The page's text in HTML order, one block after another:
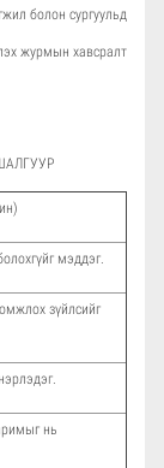
болон сургуульд
журмын хавсралт
мэддэг.
зүйлсийг
нь